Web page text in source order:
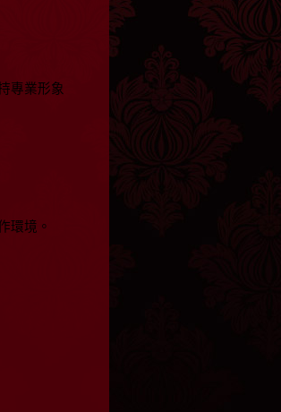
專業形象
環境。